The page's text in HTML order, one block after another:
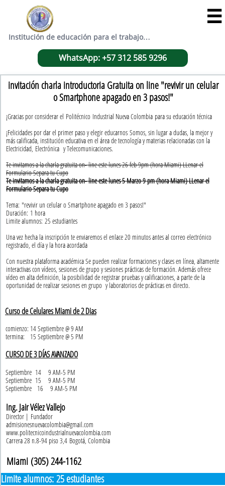

WhatsApp: +57 312 585 9296
Institución de educación para el trabajo…
invitación charla introductoria Gratuita on line "revivir un celular
o Smartphone apagado en 3 pasos!"
¡Gracias por considerar el Politécnico Industrial Nueva Colombia para su educación técnica
¡Felicidades por dar el primer paso y elegir educarnos Somos, sin lugar a dudas, la mejor y
más calificada, institución educativa en el área de tecnología y materias relacionadas con la
Electricidad, Electrónica y Telecomunicaciones.
Te invitamos a la charla gratuita on- line este lunes 26 feb 9pm (hora Miami) LLenar el
Formulario Separa tu Cupo
Te invitamos a la charla gratuita on- line este lunes 5 Marzo 9 pm (hora Miami) LLenar el
Formulario Separa tu Cupo
Tema: "revivir un celular o Smartphone apagado en 3 pasos!"
Duración: 1 hora
Limite alumnos: 25 estudiantes
Una vez hecha la inscripción te enviaremos el enlace 20 minutos antes al correo electrónico
registrado, el día y la hora acordada
Con nuestra plataforma académica Se pueden realizar formaciones y clases en línea, altamente
interactivas con vídeos, sesiones de grupo y sesiones prácticas de formación. Además ofrece
vídeo en alta definición, la posibilidad de registrar pruebas y calificaciones, a parte de la
oportunidad de realizar sesiones en grupo y laboratorios de prácticas en directo.
Curso de Celulares Miami de 2 Dias
comienzo: 14 Septiembre @ 9 AM
termina: 15 Septiembre @ 5 PM
CURSO DE 3 DÍAS AVANZADO
Septiembre 14 9 AM-5 PM
Septiembre 15 9 AM-5 PM
Septiembre 16 9 AM-5 PM
Ing. Jair Vélez Vallejo
Director | Fundador
admisionesnuevacolombia@gmail.com
www.politecnicoindustrialnuevacolombia.com
Carrera 28 n.8-94 piso 3,4 Bogotá, Colombia
Miami (305) 244-1162
Limite alumnos: 25 estudiantes